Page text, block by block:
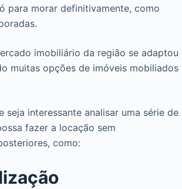
para morar definitivamente, como
imobiliário da região se adaptou
muitas opções de imóveis mobiliados
seja interessante analisar uma série de
fazer a locação sem
como: